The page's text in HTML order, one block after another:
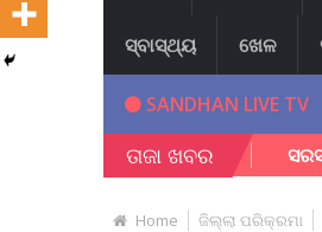
ସ୍ବାସ୍ଥ୍ୟ ଖେଳ
SANDHAN LIVE TV
ତାଜା ଖବର
ଲୋଡ କରନ୍ତୁ ସରସ୍ଵତୀ
Home ଜିଲ୍ଲା ପରିକ୍ରମା